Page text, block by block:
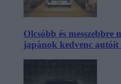
Olcsóbb és messzebbre
japánok kedvenc autóit